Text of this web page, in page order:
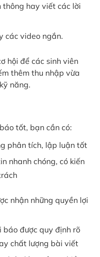
thông hay viết các lời
các video ngắn.
hội để các sinh viên
thêm thu nhập vừa
năng.
tốt, bạn cần có:
phân tích, lập luận tốt
nhanh chóng, có kiến
nhận những quyền lợi
báo được quy định rõ
chất lượng bài viết